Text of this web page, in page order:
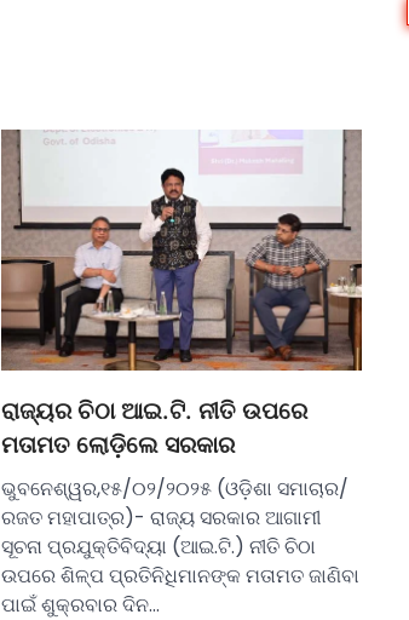
ରାଜ୍ୟର ଚିଠା ଆଇ.ଟି. ନୀତି ଉପରେ
ମତାମତ ଲୋଡ଼ିଲେ ସରକାର
ଭୁବନେଶ୍ୱର,୧୫/୦୨/୨୦୨୫ (ଓଡ଼ିଶା ସମାଚାର/
ରଜତ ମହାପାତ୍ର)- ରାଜ୍ୟ ସରକାର ଆଗାମୀ
ସୂଚନା ପ୍ରଯୁକ୍ତିବିଦ୍ୟା (ଆଇ.ଟି.) ନୀତି ଚିଠା
ଉପରେ ଶିଳ୍ପ ପ୍ରତିନିଧିମାନଙ୍କ ମତାମତ ଜାଣିବା
ପାଇଁ ଶୁକ୍ରବାର ଦିନ…